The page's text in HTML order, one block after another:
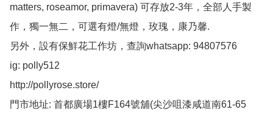
matters, roseamor, primavera) 可存放2-3年，全部人手製
作，獨一無二，可選有燈/無燈，玫瑰，康乃馨.
另外，設有保鮮花工作坊，查詢whatsapp: 94807576
ig: polly512
http://pollyrose.store/
門市地址: 首都廣場1樓F164號舖(尖沙咀漆咸道南61-65